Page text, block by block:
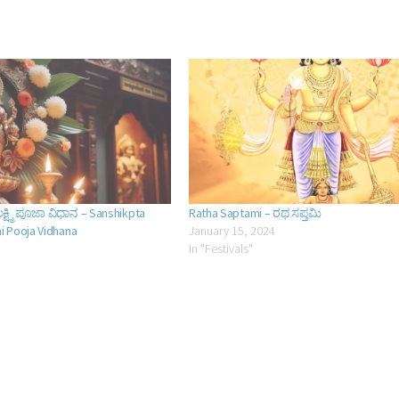
ಪೂಜಾ ವಿಧಾನ – Sanshikpta
Pooja Vidhana
Ratha Saptami – ರಥ ಸಪ್ತಮಿ
January 15, 2024
In "Festivals"